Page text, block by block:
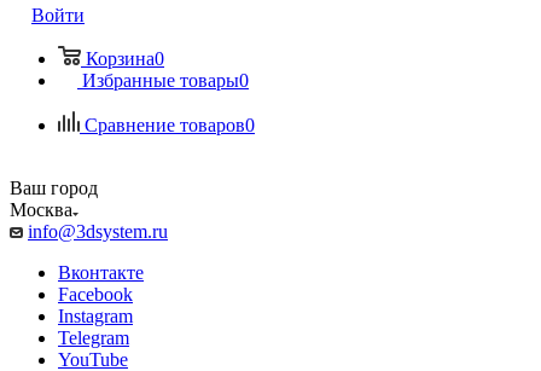
Войти
Корзина0
Избранные товары0
Сравнение товаров0
Ваш город
Москва
info@3dsystem.ru
Вконтакте
Facebook
Instagram
Telegram
YouTube